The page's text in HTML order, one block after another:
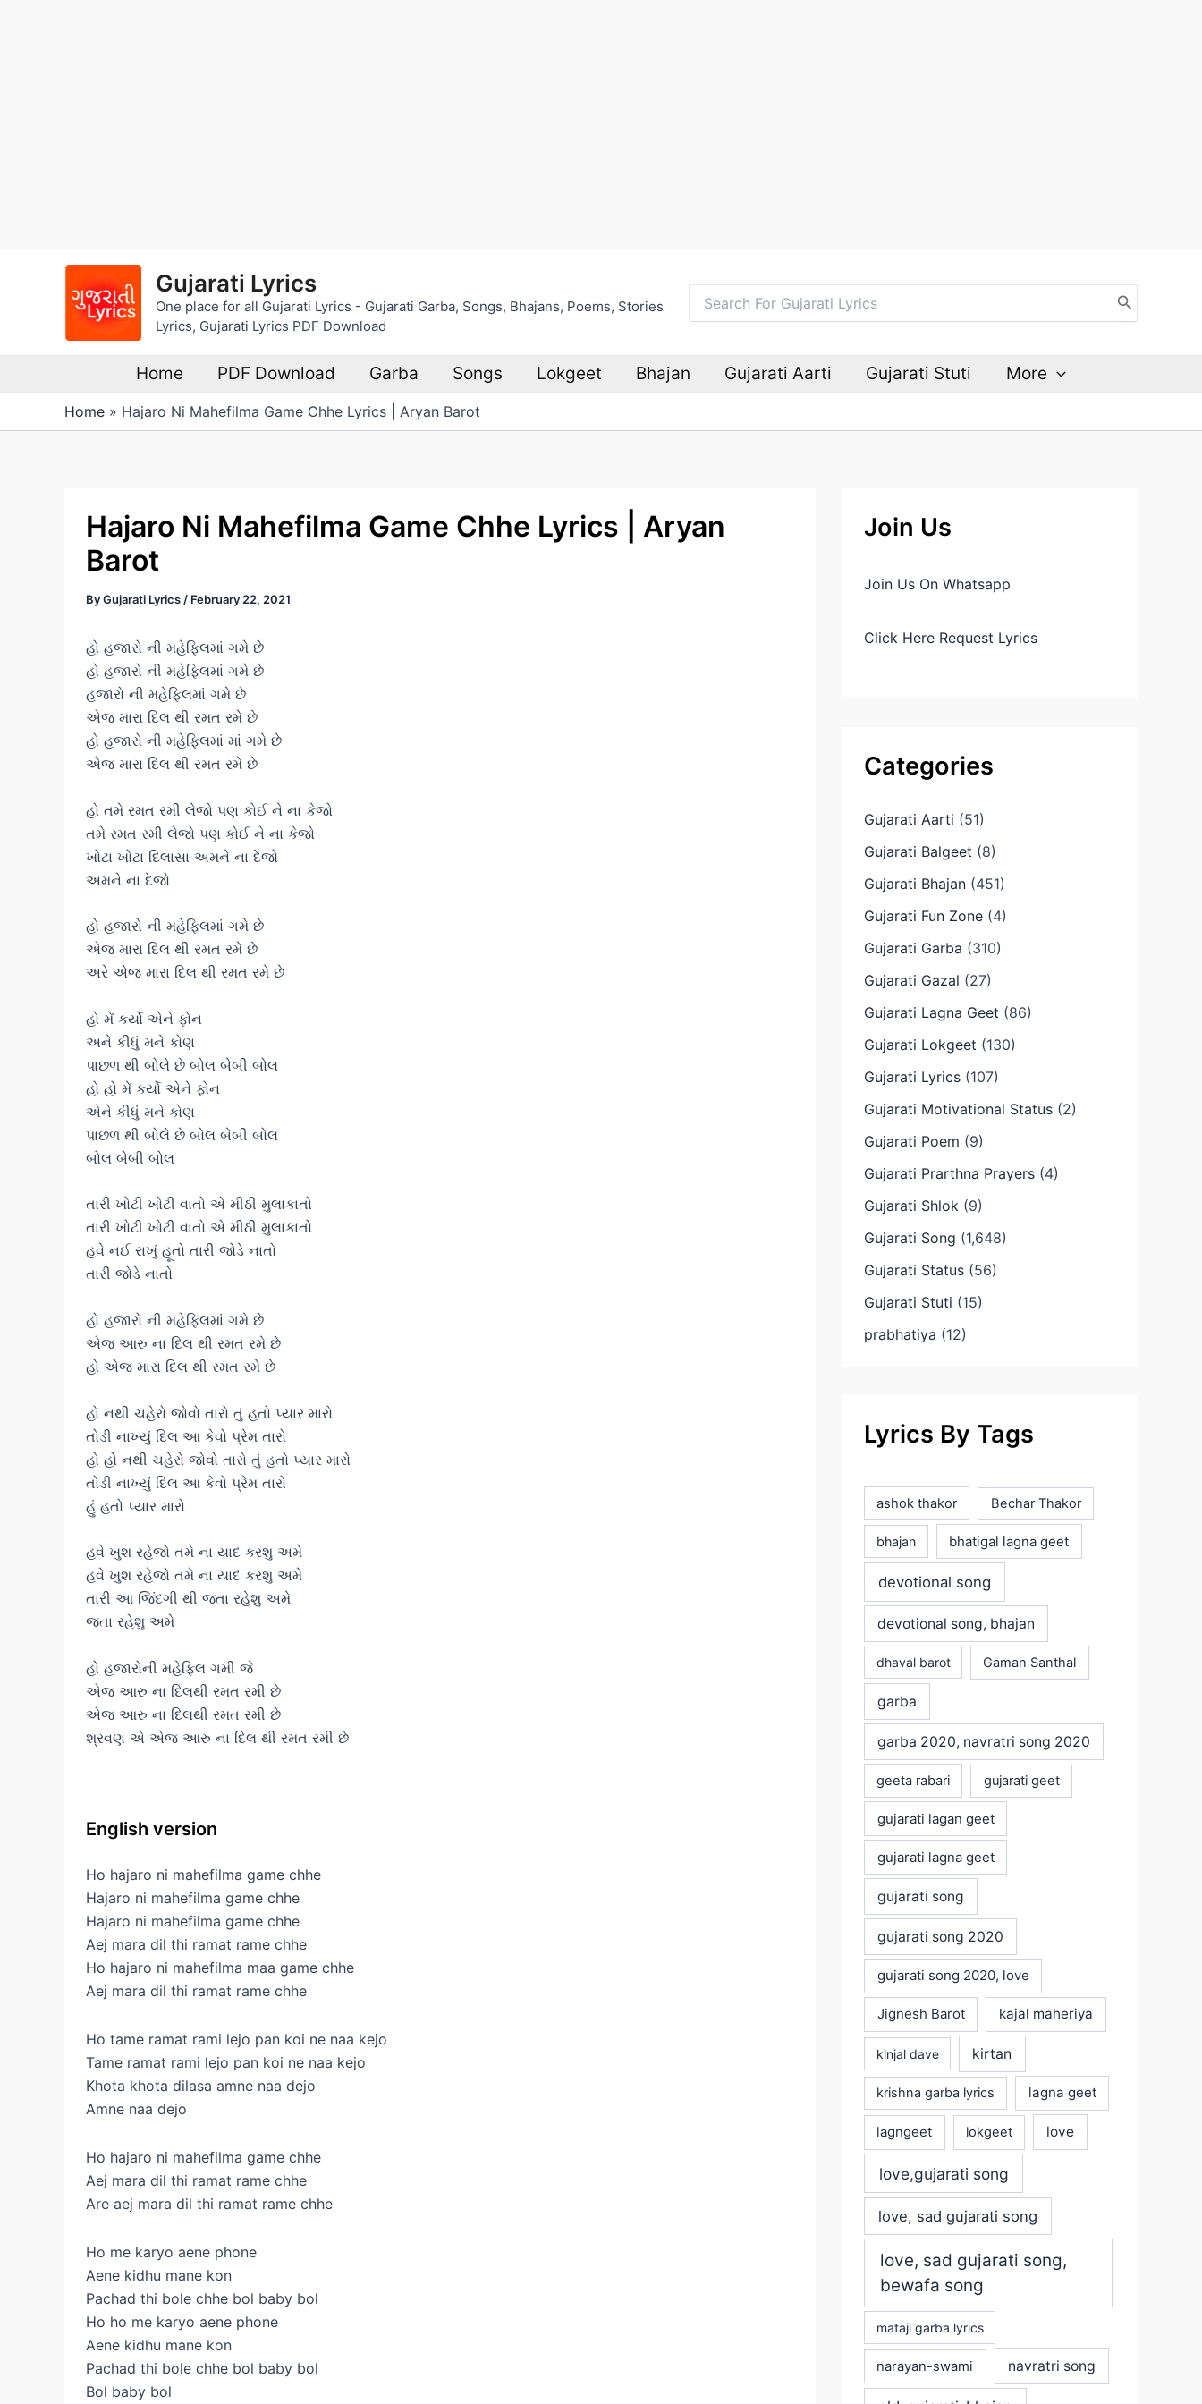
Gujarati Lyrics
One place for all Gujarati Lyrics - Gujarati Garba, Songs, Bhajans, Poems, Stories
Lyrics, Gujarati Lyrics PDF Download
Search
Home PDF Download Garba Songs Lokgeet Bhajan Gujarati Aarti Gujarati Stuti More
Home » Hajaro Ni Mahefilma Game Chhe Lyrics | Aryan Barot
Hajaro Ni Mahefilma Game Chhe Lyrics | Aryan
Barot
ByGujarati Lyrics / February 22, 2021
હો હજારો ની મહેફિલમાં ગમે છે
હો હજારો ની મહેફિલમાં ગમે છે
હજારો ની મહેફિલમાં ગમે છે
એજ મારા દિલ થી રમત રમે છે
હો હજારો ની મહેફિલમાં માં ગમે છે
એજ મારા દિલ થી રમત રમે છે
હો તમે રમત રમી લેજો પણ કોઈ ને ના કેજો
તમે રમત રમી લેજો પણ કોઈ ને ના કેજો
ખોટા ખોટા દિલાસા અમને ના દેજો
અમને ના દેજો
હો હજારો ની મહેફિલમાં ગમે છે
એજ મારા દિલ થી રમત રમે છે
અરે એજ મારા દિલ થી રમત રમે છે
હો મેં કર્યો એને ફોન
અને કીધું મને કોણ
પાછળ થી બોલે છે બોલ બેબી બોલ
હો હો મેં કર્યો એને ફોન
એને કીધું મને કોણ
પાછળ થી બોલે છે બોલ બેબી બોલ
બોલ બેબી બોલ
તારી ખોટી ખોટી વાતો એ મીઠી મુલાકાતો
તારી ખોટી ખોટી વાતો એ મીઠી મુલાકાતો
હવે નઈ રાખું હૂતો તારી જોડે નાતો
તારી જોડે નાતો
હો હજારો ની મહેફિલમાં ગમે છે
એજ આરુ ના દિલ થી રમત રમે છે
હો એજ મારા દિલ થી રમત રમે છે
હો નથી ચહેરો જોવો તારો તું હતો પ્યાર મારો
તોડી નાખ્યું દિલ આ કેવો પ્રેમ તારો
હો હો નથી ચહેરો જોવો તારો તું હતો પ્યાર મારો
તોડી નાખ્યું દિલ આ કેવો પ્રેમ તારો
હું હતો પ્યાર મારો
હવે ખુશ રહેજો તમે ના યાદ કરશુ અમે
હવે ખુશ રહેજો તમે ના યાદ કરશુ અમે
તારી આ જિંદગી થી જતા રહેશુ અમે
જતા રહેશુ અમે
હો હજારોની મહેફિલ ગમી જે
એજ આરુ ના દિલથી રમત રમી છે
એજ આરુ ના દિલથી રમત રમી છે
શ્રવણ એ એજ આરુ ના દિલ થી રમત રમી છે
English version
Ho hajaro ni mahefilma game chhe
Hajaro ni mahefilma game chhe
Hajaro ni mahefilma game chhe
Aej mara dil thi ramat rame chhe
Ho hajaro ni mahefilma maa game chhe
Aej mara dil thi ramat rame chhe
Ho tame ramat rami lejo pan koi ne naa kejo
Tame ramat rami lejo pan koi ne naa kejo
Khota khota dilasa amne naa dejo
Amne naa dejo
Ho hajaro ni mahefilma game chhe
Aej mara dil thi ramat rame chhe
Are aej mara dil thi ramat rame chhe
Ho me karyo aene phone
Aene kidhu mane kon
Pachad thi bole chhe bol baby bol
Ho ho me karyo aene phone
Aene kidhu mane kon
Pachad thi bole chhe bol baby bol
Bol baby bol
Join Us
Join Us On Whatsapp
Click Here Request Lyrics
Categories
Gujarati Aarti (51)
Gujarati Balgeet (8)
Gujarati Bhajan (451)
Gujarati Fun Zone (4)
Gujarati Garba (310)
Gujarati Gazal (27)
Gujarati Lagna Geet (86)
Gujarati Lokgeet (130)
Gujarati Lyrics (107)
Gujarati Motivational Status (2)
Gujarati Poem (9)
Gujarati Prarthna Prayers (4)
Gujarati Shlok (9)
Gujarati Song (1,648)
Gujarati Status (56)
Gujarati Stuti (15)
prabhatiya (12)
Lyrics By Tags
ashok thakor Bechar Thakor
bhajan bhatigal lagna geet
devotional song
devotional song, bhajan
dhaval barot Gaman Santhal
garba
garba 2020, navratri song 2020
geeta rabari gujarati geet
gujarati lagan geet
gujarati lagna geet
gujarati song
gujarati song 2020
gujarati song 2020, love
Jignesh Barot kajal maheriya
kinjal dave kirtan
krishna garba lyrics lagna geet
lagngeet lokgeet love
love,gujarati song
love, sad gujarati song
love, sad gujarati song,
bewafa song
mataji garba lyrics
narayan-swami navratri song